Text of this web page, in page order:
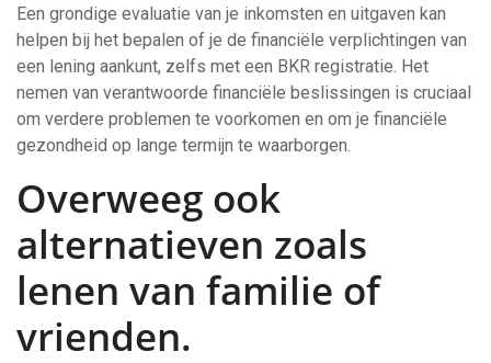
Een grondige evaluatie van je inkomsten en uitgaven kan
helpen bij het bepalen of je de financiële verplichtingen van
een lening aankunt, zelfs met een BKR registratie. Het
nemen van verantwoorde financiële beslissingen is cruciaal
om verdere problemen te voorkomen en om je financiële
gezondheid op lange termijn te waarborgen.
Overweeg ook
alternatieven zoals
lenen van familie of
vrienden.